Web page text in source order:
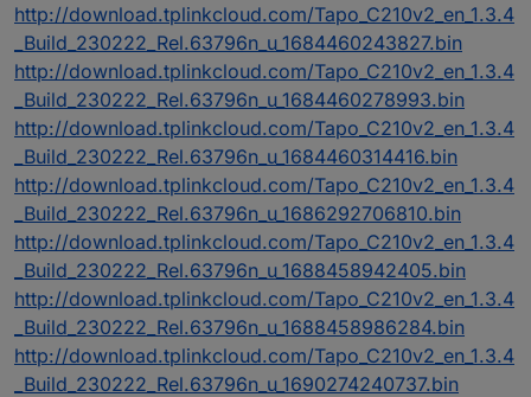
http://download.tplinkcloud.com/Tapo_C210v2_en_1.3.4
_Build_230222_Rel.63796n_u_1684460243827.bin
http://download.tplinkcloud.com/Tapo_C210v2_en_1.3.4
_Build_230222_Rel.63796n_u_1684460278993.bin
http://download.tplinkcloud.com/Tapo_C210v2_en_1.3.4
_Build_230222_Rel.63796n_u_1684460314416.bin
http://download.tplinkcloud.com/Tapo_C210v2_en_1.3.4
_Build_230222_Rel.63796n_u_1686292706810.bin
http://download.tplinkcloud.com/Tapo_C210v2_en_1.3.4
_Build_230222_Rel.63796n_u_1688458942405.bin
http://download.tplinkcloud.com/Tapo_C210v2_en_1.3.4
_Build_230222_Rel.63796n_u_1688458986284.bin
http://download.tplinkcloud.com/Tapo_C210v2_en_1.3.4
_Build_230222_Rel.63796n_u_1690274240737.bin